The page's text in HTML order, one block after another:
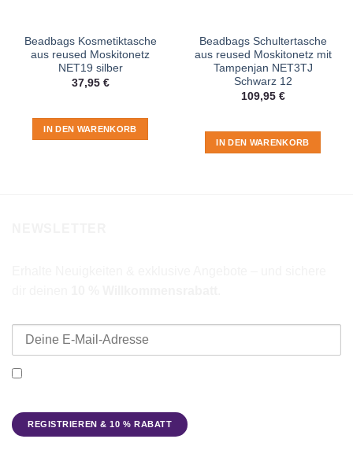
Beadbags Kosmetiktasche
aus reused Moskitonetz
NET19 silber
37,95 €
IN DEN WARENKORB
Beadbags Schultertasche
aus reused Moskitonetz mit
Tampenjan NET3TJ
Schwarz 12
109,95 €
IN DEN WARENKORB